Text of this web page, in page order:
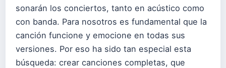
sonarán los conciertos, tanto en acústico como
con banda. Para nosotros es fundamental que la
canción funcione y emocione en todas sus
versiones. Por eso ha sido tan especial esta
búsqueda: crear canciones completas, que